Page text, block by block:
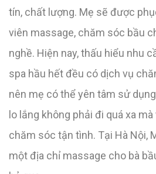
tín, chất lượng. Mẹ sẽ được
viên massage, chăm sóc bầu
nghề. Hiện nay, thấu hiểu nhu
spa hầu hết đều có dịch vụ
nên mẹ có thể yên tâm sử
lo lắng không phải đi quá xa
chăm sóc tận tình. Tại Hà Nội,
một địa chỉ massage cho bà